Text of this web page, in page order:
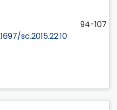
94-107
sc.2015.22.10